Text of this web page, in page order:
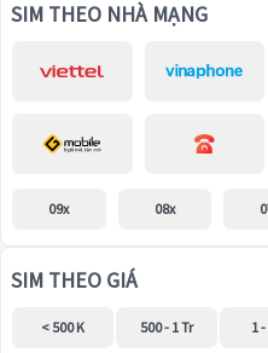
SIM THEO NHÀ MẠNG
09x 08x
SIM THEO GIÁ
< 500 K 500 - 1 Tr 1